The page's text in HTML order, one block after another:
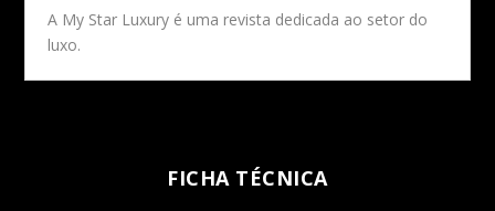
A My Star Luxury é uma revista dedicada ao setor do
luxo.
FICHA TÉCNICA